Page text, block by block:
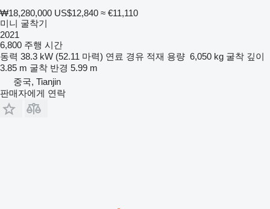
₩18,280,000 US$12,840 ≈ €11,110
미니 굴착기
2021
6,800 주행 시간
동력 38.3 kW (52.11 마력) 연료 경유 적재 용량 6,050 kg 굴착 깊이
3.85 m 굴착 반경 5.99 m
중국, Tianjin
판매자에게 연락